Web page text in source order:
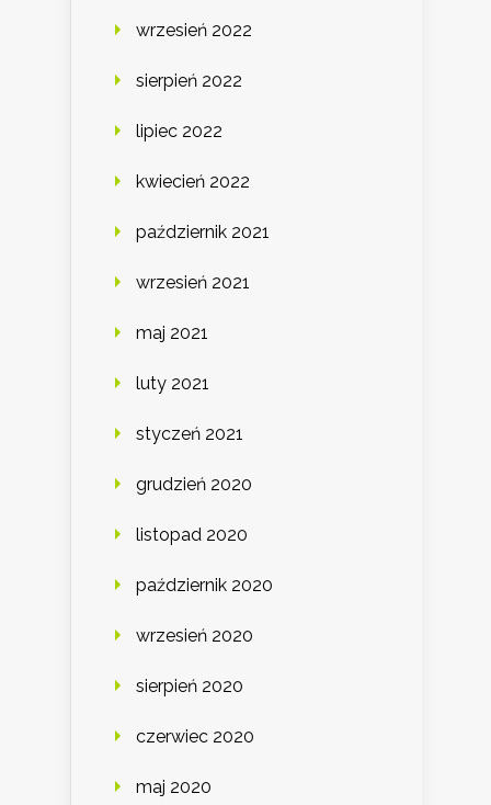
wrzesień 2022
sierpień 2022
lipiec 2022
kwiecień 2022
październik 2021
wrzesień 2021
maj 2021
luty 2021
styczeń 2021
grudzień 2020
listopad 2020
październik 2020
wrzesień 2020
sierpień 2020
czerwiec 2020
maj 2020